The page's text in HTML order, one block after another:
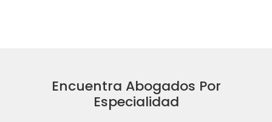
Encuentra Abogados Por
Especialidad